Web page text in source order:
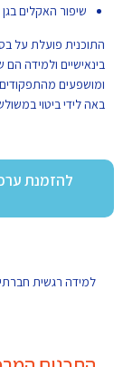
שיפור האקלים בגן
התוכנית פועלת על
בינאישיים ולמידה
באה לידי ביטוי
להזמנת
למידה רגשית